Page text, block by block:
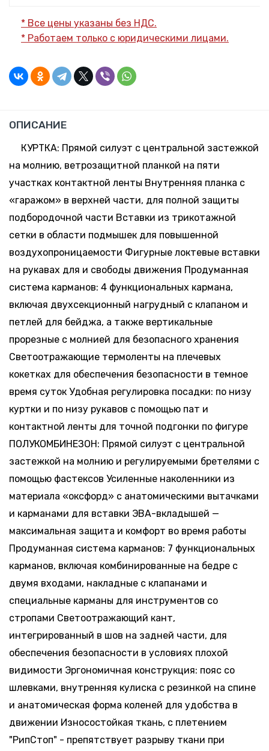
* Все цены указаны без НДС.
* Работаем только с юридическими лицами.
ОПИСАНИЕ
КУРТКА: Прямой силуэт с центральной застежкой
на молнию, ветрозащитной планкой на пяти
участках контактной ленты Внутренняя планка с
«гаражом» в верхней части, для полной защиты
подбородочной части Вставки из трикотажной
сетки в области подмышек для повышенной
воздухопроницаемости Фигурные локтевые вставки
на рукавах для и свободы движения Продуманная
система карманов: 4 функциональных кармана,
включая двухсекционный нагрудный с клапаном и
петлей для бейджа, а также вертикальные
прорезные с молнией для безопасного хранения
Светоотражающие термоленты на плечевых
кокетках для обеспечения безопасности в темное
время суток Удобная регулировка посадки: по низу
куртки и по низу рукавов с помощью пат и
контактной ленты для точной подгонки по фигуре
ПОЛУКОМБИНЕЗОН: Прямой силуэт с центральной
застежкой на молнию и регулируемыми бретелями с
помощью фастексов Усиленные наколенники из
материала «оксфорд» с анатомическими вытачками
и карманами для вставки ЭВА-вкладышей —
максимальная защита и комфорт во время работы
Продуманная система карманов: 7 функциональных
карманов, включая комбинированные на бедре с
двумя входами, накладные с клапанами и
специальные карманы для инструментов со
стропами Светоотражающий кант,
интегрированный в шов на задней части, для
обеспечения безопасности в условиях плохой
видимости Эргономичная конструкция: пояс со
шлевками, внутренняя кулиска с резинкой на спине
и анатомическая форма коленей для удобства в
движении Износостойкая ткань, с плетением
"РипСтоп" - препятствует разрыву ткани при